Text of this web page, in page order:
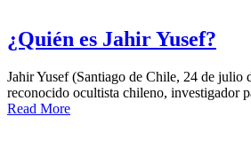
¿Quién es Jahir Yusef?
Jahir Yusef (Santiago de Chile, 24 de julio
reconocido ocultista chileno, investigador
Read More